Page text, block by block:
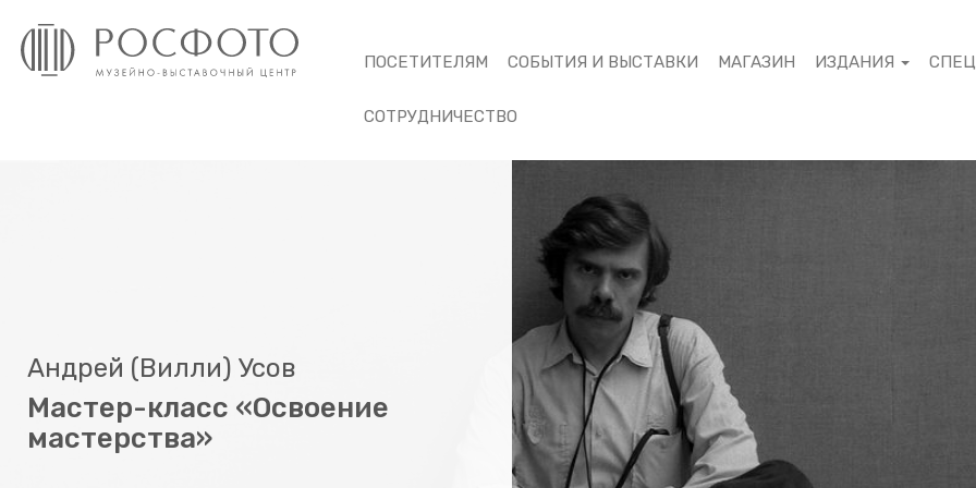
ПОСЕТИТЕЛЯМ СОБЫТИЯ И ВЫСТАВКИ МАГАЗИН ИЗДАНИЯ
СОТРУДНИЧЕСТВО
Андрей (Вилли) Усов
Мастер-класс «Освоение
мастерства»